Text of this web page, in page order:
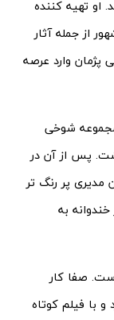
به دنیا آمد. او تهیه کننده
از جمله آثار
پژمان وارد عرصه
شوخی
پس از آن در
پر رنگ تر
به
در تهران است. صفا کار
آغاز کرد و با فیلم کوتاه